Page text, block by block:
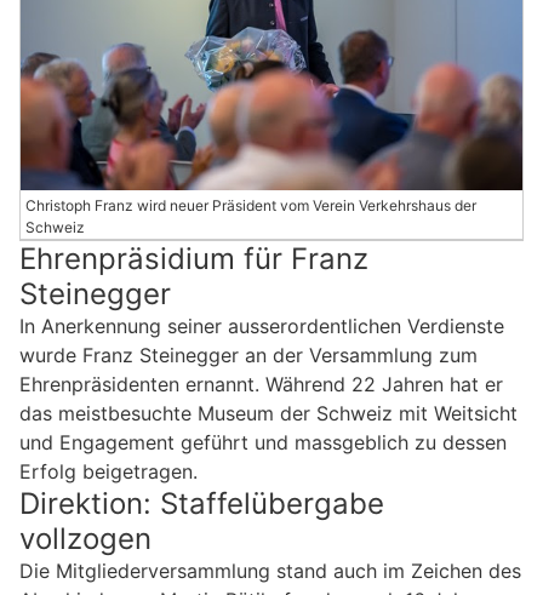
Christoph Franz wird neuer Präsident vom Verein Verkehrshaus der
Schweiz
Ehrenpräsidium für Franz
Steinegger
In Anerkennung seiner ausserordentlichen Verdienste
wurde Franz Steinegger an der Versammlung zum
Ehrenpräsidenten ernannt. Während 22 Jahren hat er
das meistbesuchte Museum der Schweiz mit Weitsicht
und Engagement geführt und massgeblich zu dessen
Erfolg beigetragen.
Direktion: Staffelübergabe
vollzogen
Die Mitgliederversammlung stand auch im Zeichen des